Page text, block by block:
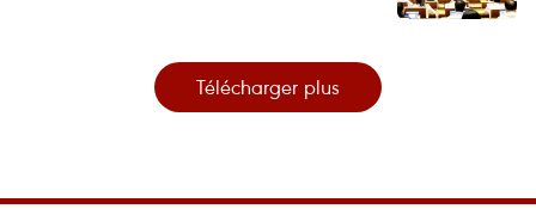
Télécharger plus